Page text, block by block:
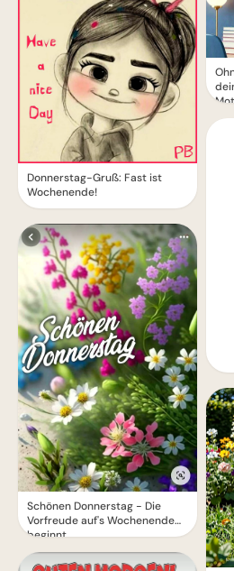
Donnerstag-Gruß: Fast ist
Wochenende!
Schönen Donnerstag - Die
Vorfreude auf's Wochenende
beginnt